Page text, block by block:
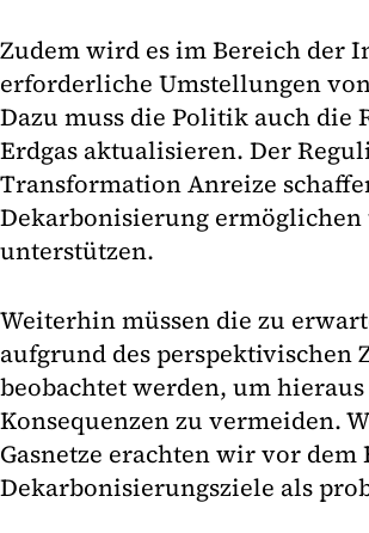
Zudem wird es im Bereich der
erforderliche Umstellungen
Dazu muss die Politik auch die
Erdgas aktualisieren. Der
Transformation Anreize
Dekarbonisierung
unterstützen.
Weiterhin müssen die zu
aufgrund des
beobachtet werden, um
Konsequenzen zu vermeiden.
Gasnetze erachten wir vor
Dekarbonisierungsziele als